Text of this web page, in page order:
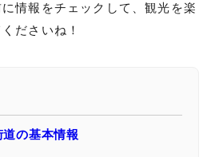
情報をチェックして、観光を楽
ださいね！
の基本情報